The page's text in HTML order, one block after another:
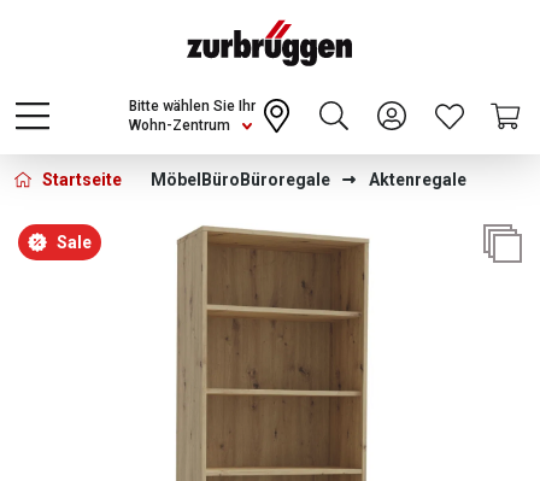
Choose a different country or region to see
content for your location and shop online
CONTINUE
Wohn-Zentrum
Bitte wählen Sie Ihr
Startseite Möbel Büro Büroregale Aktenregale
Bildergalerie überspringen
Sale